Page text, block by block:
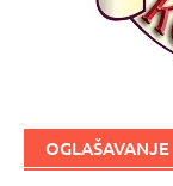
OGLAŠAVANJE